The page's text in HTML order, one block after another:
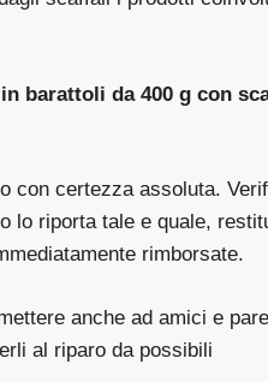
barattoli da 400 g con
con certezza assoluta.
lo riporta tale e quale,
rimborsate.
anche ad amici e
al riparo da possibili